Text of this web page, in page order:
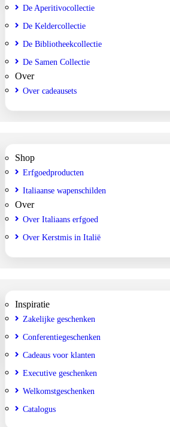
De Aperitivocollectie
De Keldercollectie
De Bibliotheekcollectie
De Samen Collectie
Over
Over cadeausets
Shop
Erfgoedproducten
Italiaanse wapenschilden
Over
Over Italiaans erfgoed
Over Kerstmis in Italië
Inspiratie
Zakelijke geschenken
Conferentiegeschenken
Cadeaus voor klanten
Executive geschenken
Welkomstgeschenken
Catalogus